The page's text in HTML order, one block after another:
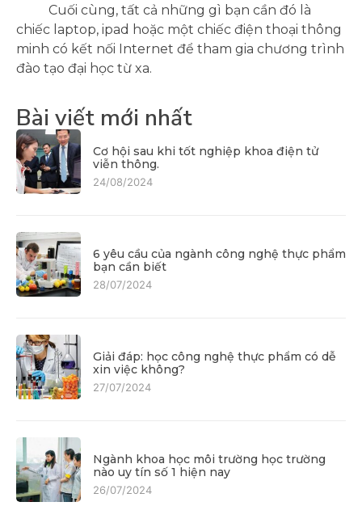
Cuối cùng, tất cả những gì bạn cần đó là
chiếc laptop, ipad hoặc một chiếc điện thoại thông
minh có kết nối Internet để tham gia chương trình
đào tạo đại học từ xa.
Bài viết mới nhất
Cơ hội sau khi tốt nghiệp khoa điện tử
viễn thông.
24/08/2024
6 yêu cầu của ngành công nghệ thực phẩm
bạn cần biết
28/07/2024
Giải đáp: học công nghệ thực phẩm có dễ
xin việc không?
27/07/2024
Ngành khoa học môi trường học trường
nào uy tín số 1 hiện nay
26/07/2024